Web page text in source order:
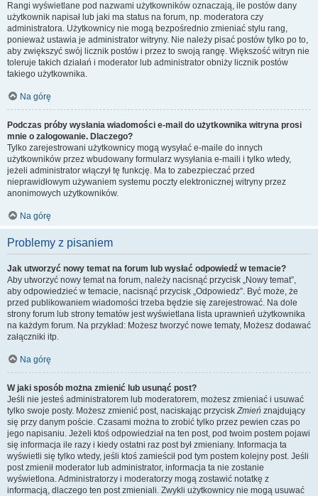
Rangi wyświetlane pod nazwami użytkowników oznaczają, ile postów dany
użytkownik napisał lub jaki ma status na forum, np. moderatora czy
administratora. Użytkownicy nie mogą bezpośrednio zmieniać stylu rang,
ponieważ ustawia je administrator witryny. Nie należy pisać postów tylko po to,
aby zwiększyć swój licznik postów i przez to swoją rangę. Większość witryn nie
toleruje takich działań i moderator lub administrator obniży licznik postów
takiego użytkownika.
Na górę
Podczas próby wysłania wiadomości e-mail do użytkownika witryna prosi
mnie o zalogowanie. Dlaczego?
Tylko zarejestrowani użytkownicy mogą wysyłać e-maile do innych
użytkowników przez wbudowany formularz wysyłania e-maili i tylko wtedy,
jeżeli administrator włączył tę funkcję. Ma to zabezpieczać przed
nieprawidłowym używaniem systemu poczty elektronicznej witryny przez
anonimowych użytkowników.
Na górę
Problemy z pisaniem
Jak utworzyć nowy temat na forum lub wysłać odpowiedź w temacie?
Aby utworzyć nowy temat na forum, należy nacisnąć przycisk „Nowy temat”,
aby odpowiedzieć w temacie, nacisnąć przycisk „Odpowiedz”. Być może, że
przed publikowaniem wiadomości trzeba będzie się zarejestrować. Na dole
strony forum lub strony tematów jest wyświetlana lista uprawnień użytkownika
na każdym forum. Na przykład: Możesz tworzyć nowe tematy, Możesz dodawać
załączniki itp.
Na górę
W jaki sposób można zmienić lub usunąć post?
Jeśli nie jesteś administratorem lub moderatorem, możesz zmieniać i usuwać
tylko swoje posty. Możesz zmienić post, naciskając przyciskZmień znajdujący
się przy danym poście. Czasami można to zrobić tylko przez pewien czas po
jego napisaniu. Jeżeli ktoś odpowiedział na ten post, pod twoim postem pojawi
się informacja ile razy i kiedy ostatni raz post był zmieniany. Informacja ta
wyświetli się tylko wtedy, jeśli ktoś zamieścił pod tym postem kolejny post. Jeśli
post zmienił moderator lub administrator, informacja ta nie zostanie
wyświetlona. Administratorzy i moderatorzy mogą zostawić notatkę z
informacją, dlaczego ten post zmieniali. Zwykli użytkownicy nie mogą usuwać